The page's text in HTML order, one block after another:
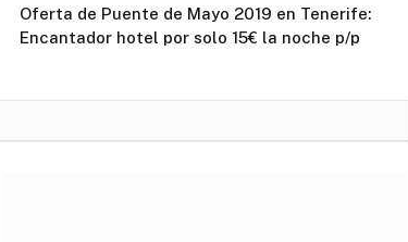
Oferta de Puente de Mayo 2019 en Tenerife:
Encantador hotel por solo 15€ la noche p/p